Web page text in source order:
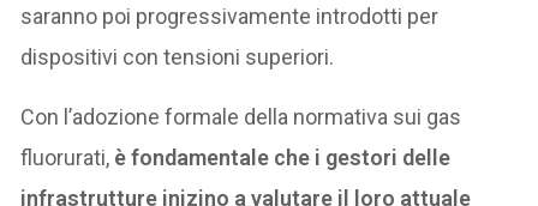
saranno poi progressivamente introdotti per
dispositivi con tensioni superiori.
Con l’adozione formale della normativa sui gas
fluorurati, è fondamentale che i gestori delle
infrastrutture inizino a valutare il loro attuale